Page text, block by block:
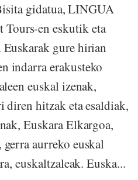
gidatua, LINGUA
en eskutik eta
gure hirian
indarra erakusteko
euskal izenak,
diren hitzak eta esaldiak,
Euskara Elkargoa,
aurreko euskal
euskaltzaleak. Euska...